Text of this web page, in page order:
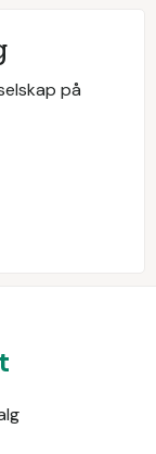
på